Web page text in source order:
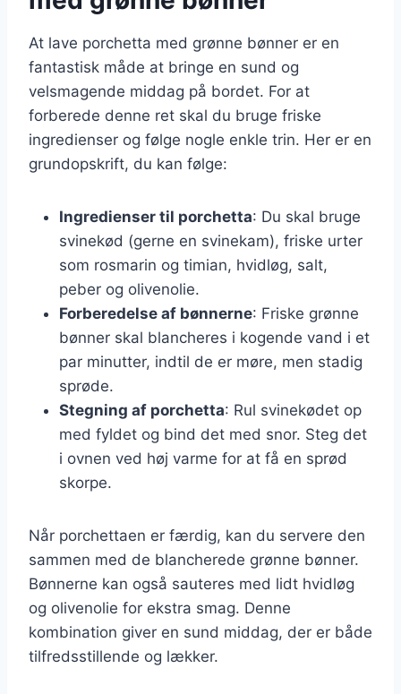
At lave porchetta med grønne bønner er en
fantastisk måde at bringe en sund og
velsmagende middag på bordet. For at
forberede denne ret skal du bruge friske
ingredienser og følge nogle enkle trin. Her er en
grundopskrift, du kan følge:
Ingredienser til porchetta: Du skal bruge
svinekød (gerne en svinekam), friske urter
som rosmarin og timian, hvidløg, salt,
peber og olivenolie.
Forberedelse af bønnerne: Friske grønne
bønner skal blancheres i kogende vand i et
par minutter, indtil de er møre, men stadig
sprøde.
Stegning af porchetta: Rul svinekødet op
med fyldet og bind det med snor. Steg det
i ovnen ved høj varme for at få en sprød
skorpe.
Når porchettaen er færdig, kan du servere den
sammen med de blancherede grønne bønner.
Bønnerne kan også sauteres med lidt hvidløg
og olivenolie for ekstra smag. Denne
kombination giver en sund middag, der er både
tilfredsstillende og lækker.